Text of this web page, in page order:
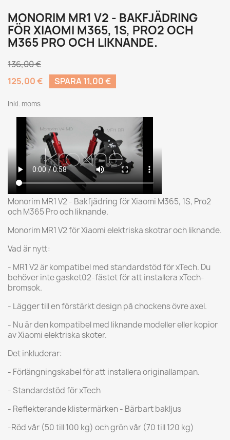
MONORIM MR1 V2 - BAKFJÄDRING
FÖR XIAOMI M365, 1S, PRO2 OCH
M365 PRO OCH LIKNANDE.
136,00 €
125,00 €
SPARA 11,00 €
Inkl. moms
Monorim MR1 V2 - Bakfjädring för Xiaomi M365, 1S, Pro2
och M365 Pro och liknande.
Monorim MR1 V2 för Xiaomi elektriska skotrar och liknande.
Vad är nytt:
- MR1 V2 är kompatibel med standardstöd för xTech. Du
behöver inte gasket02-fästet för att installera xTech-
bromsok.
- Lägger till en förstärkt design på chockens övre axel.
- Nu är den kompatibel med liknande modeller eller kopior
av Xiaomi elektriska skoter.
Det inkluderar:
- Förlängningskabel för att installera originallampan.
- Standardstöd för xTech
- Reflekterande klistermärken - Bärbart bakljus
-Röd vår (50 till 100 kg) och grön vår (70 till 120 kg)